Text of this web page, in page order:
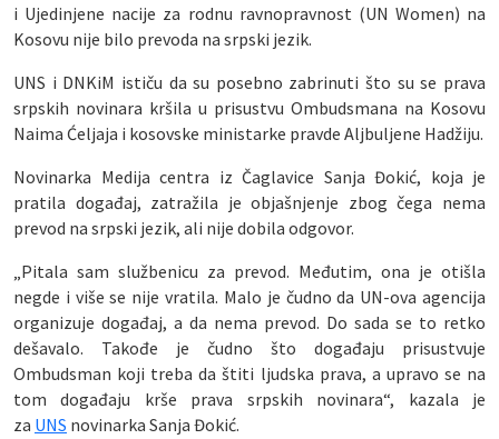
i Ujedinjene nacije za rodnu ravnopravnost (UN Women) na
Kosovu nije bilo prevoda na srpski jezik.
UNS i DNKiM ističu da su posebno zabrinuti što su se prava
srpskih novinara kršila u prisustvu Ombudsmana na Kosovu
Naima Ćeljaja i kosovske ministarke pravde Aljbuljene Hadžiju.
Novinarka Medija centra iz Čaglavice Sanja Đokić, koja je
pratila događaj, zatražila je objašnjenje zbog čega nema
prevod na srpski jezik, ali nije dobila odgovor.
„Pitala sam službenicu za prevod. Međutim, ona je otišla
negde i više se nije vratila. Malo je čudno da UN-ova agencija
organizuje događaj, a da nema prevod. Do sada se to retko
dešavalo. Takođe je čudno što događaju prisustvuje
Ombudsman koji treba da štiti ljudska prava, a upravo se na
tom događaju krše prava srpskih novinara“, kazala je
za UNS novinarka Sanja Đokić.